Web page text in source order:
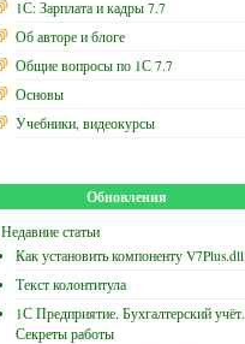
1С: Зарплата и кадры 7.7
Об авторе и блоге
Общие вопросы по 1С 7.7
Основы
Учебники, видеокурсы
Обновления
Недавние статьи
Как установить компоненту V7Plus.dll
Текст колонтитула
1С Предприятие. Бухгалтерский учёт.
Секреты работы